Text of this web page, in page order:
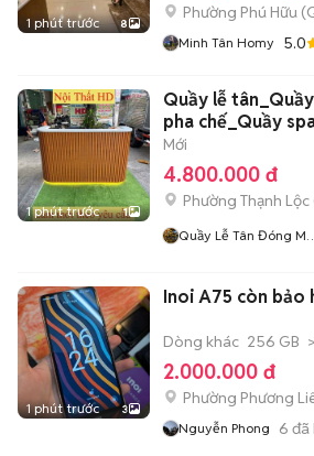
1 phút trước 8
Phường Phú Hữu
Minh Tân Homy 5.0
1 phút trước 1
Quầy lễ
pha chế_Quầy
Mới
4.800.000 đ
Phường Thạnh Lộc
Quầy Lễ Tân Đóng
1 phút trước 3
Inoi A75 còn bảo
Dòng khác 256 GB
2.000.000 đ
Phường Phương
Nguyễn Phong 6 đã